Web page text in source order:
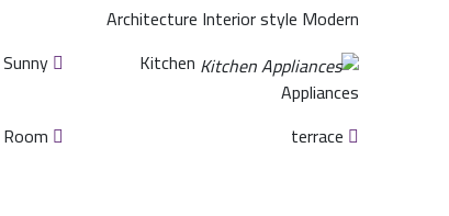
Architecture Interior style Modern
Kitchen
Appliances